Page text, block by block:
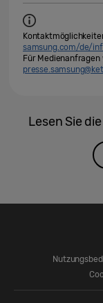
samsung.com/de/
Für
Lesen Sie